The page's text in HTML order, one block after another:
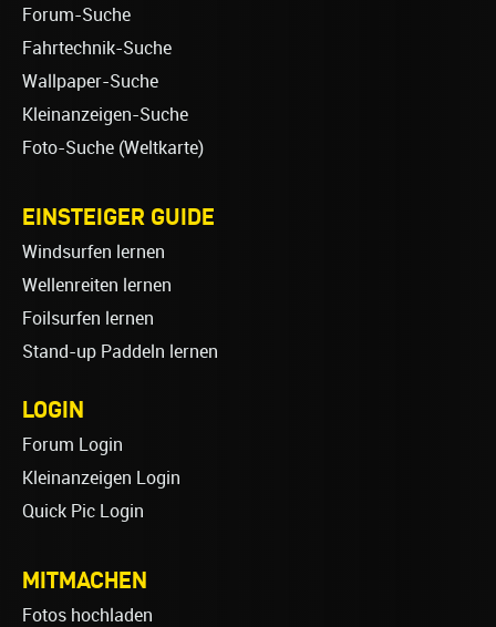
Forum-Suche
Fahrtechnik-Suche
Wallpaper-Suche
Kleinanzeigen-Suche
Foto-Suche (Weltkarte)
EINSTEIGER GUIDE
Windsurfen lernen
Wellenreiten lernen
Foilsurfen lernen
Stand-up Paddeln lernen
LOGIN
Forum Login
Kleinanzeigen Login
Quick Pic Login
MITMACHEN
Fotos hochladen